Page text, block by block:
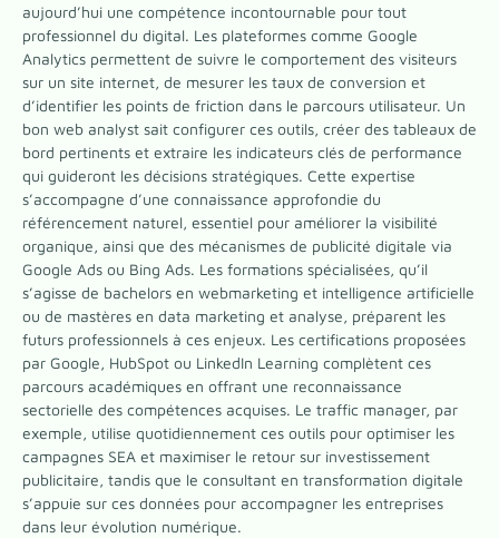
aujourd’hui une compétence incontournable pour tout
professionnel du digital. Les plateformes comme Google
Analytics permettent de suivre le comportement des visiteurs
sur un site internet, de mesurer les taux de conversion et
d’identifier les points de friction dans le parcours utilisateur. Un
bon web analyst sait configurer ces outils, créer des tableaux de
bord pertinents et extraire les indicateurs clés de performance
qui guideront les décisions stratégiques. Cette expertise
s’accompagne d’une connaissance approfondie du
référencement naturel, essentiel pour améliorer la visibilité
organique, ainsi que des mécanismes de publicité digitale via
Google Ads ou Bing Ads. Les formations spécialisées, qu’il
s’agisse de bachelors en webmarketing et intelligence artificielle
ou de mastères en data marketing et analyse, préparent les
futurs professionnels à ces enjeux. Les certifications proposées
par Google, HubSpot ou LinkedIn Learning complètent ces
parcours académiques en offrant une reconnaissance
sectorielle des compétences acquises. Le traffic manager, par
exemple, utilise quotidiennement ces outils pour optimiser les
campagnes SEA et maximiser le retour sur investissement
publicitaire, tandis que le consultant en transformation digitale
s’appuie sur ces données pour accompagner les entreprises
dans leur évolution numérique.